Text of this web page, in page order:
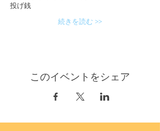
投げ銭
続きを読む >>
このイベントをシェア